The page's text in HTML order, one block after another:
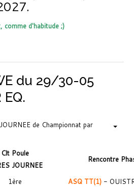
comme d'habitude ;)
du 29/30-05
EQ.
de Championnat par
Clt Poule
JOURNEE
Rencontre
1ère ASQ TT(1) -